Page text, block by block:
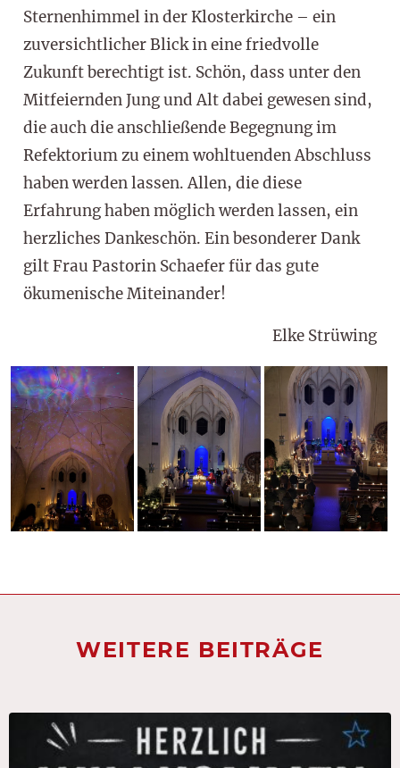
Sternenhimmel in der Klosterkirche – ein
zuversichtlicher Blick in eine friedvolle
Zukunft berechtigt ist. Schön, dass unter den
Mitfeiernden Jung und Alt dabei gewesen sind,
die auch die anschließende Begegnung im
Refektorium zu einem wohltuenden Abschluss
haben werden lassen. Allen, die diese
Erfahrung haben möglich werden lassen, ein
herzliches Dankeschön. Ein besonderer Dank
gilt Frau Pastorin Schaefer für das gute
ökumenische Miteinander!
Elke Strüwing
WEITERE BEITRÄGE